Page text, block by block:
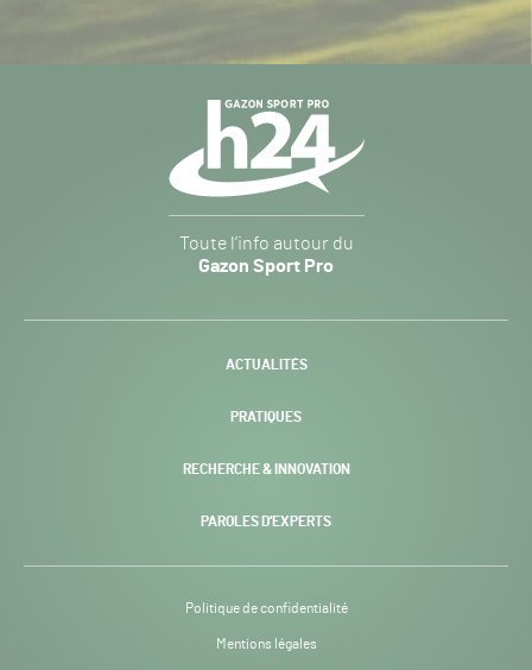
Sport
Pro
-
Toute l’info autour du
Gazon Sport Pro
ACTUALITÉS
PRATIQUES
RECHERCHE & INNOVATION
PAROLES D’EXPERTS
Politique de confidentialité
Mentions légales